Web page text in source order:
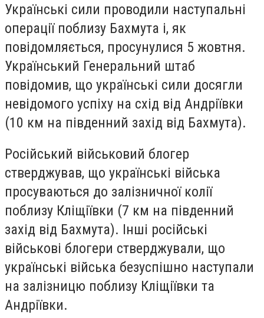
Українські сили проводили наступальні
операції поблизу Бахмута і, як
повідомляється, просунулися 5 жовтня.
Український Генеральний штаб
повідомив, що українські сили досягли
невідомого успіху на схід від Андріївки
(10 км на південний захід від Бахмута).
Російський військовий блогер
стверджував, що українські війська
просуваються до залізничної колії
поблизу Кліщіївки (7 км на південний
захід від Бахмута). Інші російські
військові блогери стверджували, що
українські війська безуспішно наступали
на залізницю поблизу Кліщіївки та
Андріївки.